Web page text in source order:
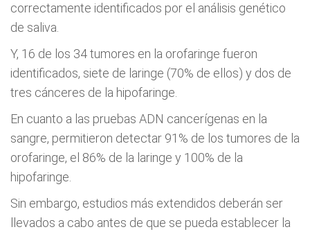
correctamente identificados por el análisis genético
de saliva.
Y, 16 de los 34 tumores en la orofaringe fueron
identificados, siete de laringe (70% de ellos) y dos de
tres cánceres de la hipofaringe.
En cuanto a las pruebas ADN cancerígenas en la
sangre, permitieron detectar 91% de los tumores de la
orofaringe, el 86% de la laringe y 100% de la
hipofaringe.
Sin embargo, estudios más extendidos deberán ser
llevados a cabo antes de que se pueda establecer la